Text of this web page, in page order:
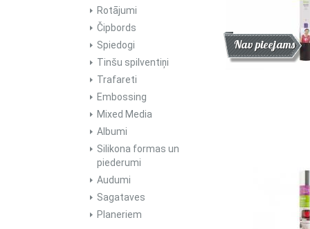
Rotājumi
Čipbords
Spiedogi
Tinšu spilventiņi
Trafareti
Embossing
Mixed Media
Albumi
Silikona formas un
piederumi
Audumi
Sagataves
Planeriem
Atlaide
Jaunums
Nav pieejams